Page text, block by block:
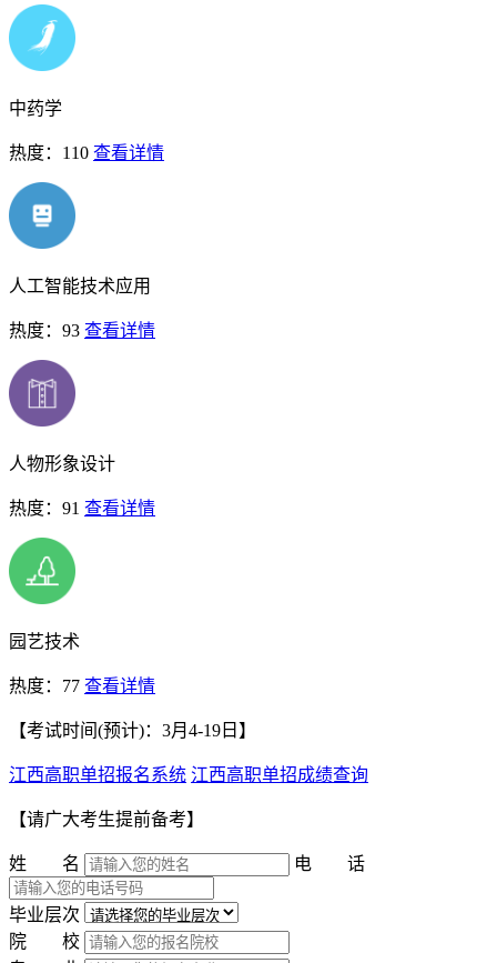
中药学
热度：110 查看详情
人工智能技术应用
热度：93 查看详情
人物形象设计
热度：91 查看详情
园艺技术
热度：77 查看详情
【考试时间(预计)：3月4-19日】
江西高职单招报名系统 江西高职单招成绩查询
【请广大考生提前备考】
姓 名 电 话
毕业层次
院 校